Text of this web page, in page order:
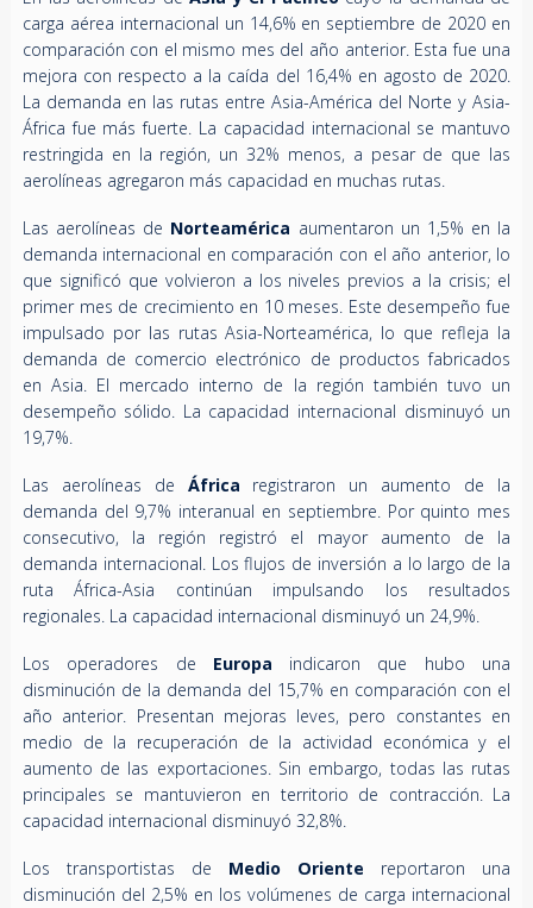
carga aérea internacional un 14,6% en septiembre de 2020 en
comparación con el mismo mes del año anterior. Esta fue una
mejora con respecto a la caída del 16,4% en agosto de 2020.
La demanda en las rutas entre Asia-América del Norte y Asia-
África fue más fuerte. La capacidad internacional se mantuvo
restringida en la región, un 32% menos, a pesar de que las
aerolíneas agregaron más capacidad en muchas rutas.
Las aerolíneas de Norteamérica aumentaron un 1,5% en la
demanda internacional en comparación con el año anterior, lo
que significó que volvieron a los niveles previos a la crisis; el
primer mes de crecimiento en 10 meses. Este desempeño fue
impulsado por las rutas Asia-Norteamérica, lo que refleja la
demanda de comercio electrónico de productos fabricados
en Asia. El mercado interno de la región también tuvo un
desempeño sólido. La capacidad internacional disminuyó un
19,7%.
Las aerolíneas de África registraron un aumento de la
demanda del 9,7% interanual en septiembre. Por quinto mes
consecutivo, la región registró el mayor aumento de la
demanda internacional. Los flujos de inversión a lo largo de la
ruta África-Asia continúan impulsando los resultados
regionales. La capacidad internacional disminuyó un 24,9%.
Los operadores de Europa indicaron que hubo una
disminución de la demanda del 15,7% en comparación con el
año anterior. Presentan mejoras leves, pero constantes en
medio de la recuperación de la actividad económica y el
aumento de las exportaciones. Sin embargo, todas las rutas
principales se mantuvieron en territorio de contracción. La
capacidad internacional disminuyó 32,8%.
Los transportistas de Medio Oriente reportaron una
disminución del 2,5% en los volúmenes de carga internacional